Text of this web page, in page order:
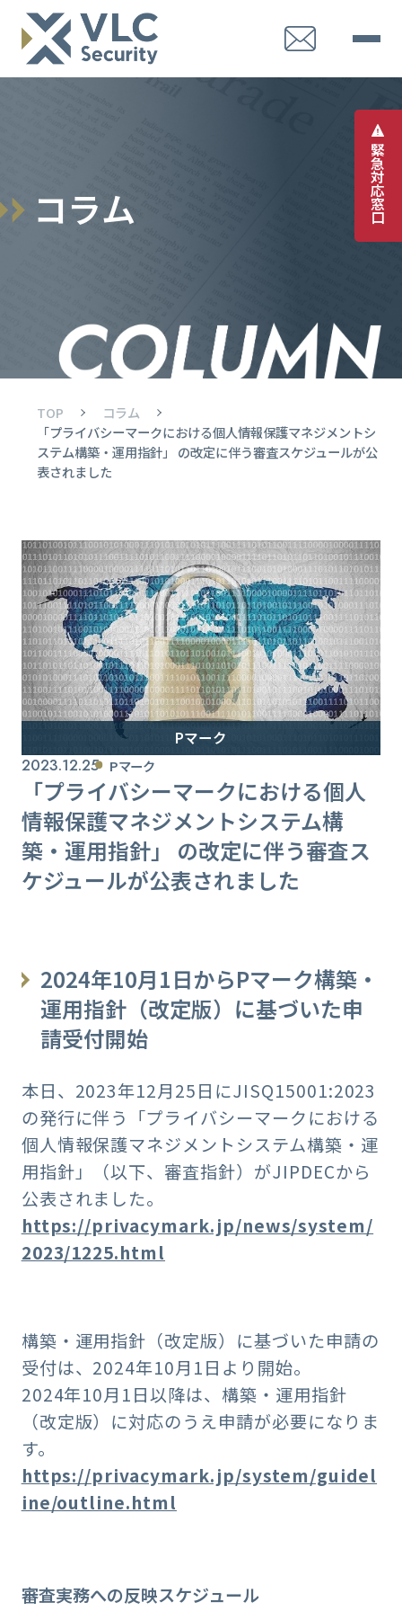
緊
急
対
応
窓
口
コラム
TOP
コラム
「プライバシーマークにおける個人情報保護マネジメントシ
ステム構築・運用指針」 の改定に伴う審査スケジュールが公
表されました
Pマーク
2023.12.25 Pマーク
「プライバシーマークにおける個人
情報保護マネジメントシステム構
築・運用指針」 の改定に伴う審査ス
ケジュールが公表されました
2024年10月1日からPマーク構築・
運用指針（改定版）に基づいた申
請受付開始
本日、2023年12月25日にJISQ15001:2023
の発行に伴う「プライバシーマークにおける
個人情報保護マネジメントシステム構築・運
用指針」（以下、審査指針）がJIPDECから
公表されました。
https://privacymark.jp/news/system/
2023/1225.html
構築・運用指針（改定版）に基づいた申請の
受付は、2024年10月1日より開始。
2024年10月1日以降は、構築・運用指針
（改定版）に対応のうえ申請が必要になりま
す。
https://privacymark.jp/system/guidel
ine/outline.html
審査実務への反映スケジュール